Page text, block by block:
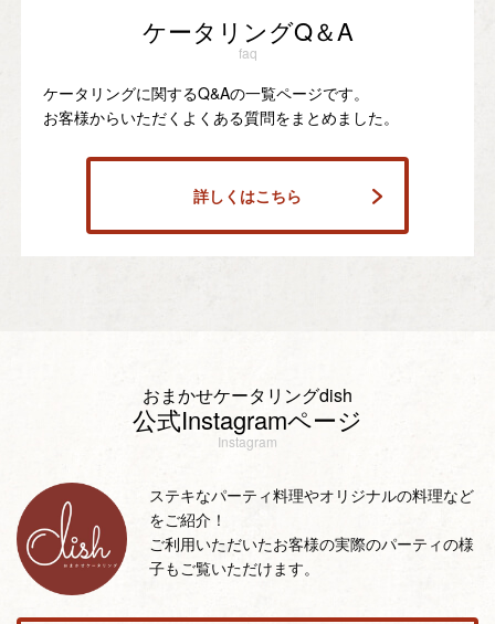
ケータリングQ＆A
faq
ケータリングに関するQ&Aの一覧ページです。
お客様からいただくよくある質問をまとめました。
詳しくはこちら
おまかせケータリングdish
公式Instagramページ
Instagram
ステキなパーティ料理やオリジナルの料理など
をご紹介！
ご利用いただいたお客様の実際のパーティの様
子もご覧いただけます。